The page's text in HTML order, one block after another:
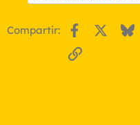
Compartir: Facebook
Enlace